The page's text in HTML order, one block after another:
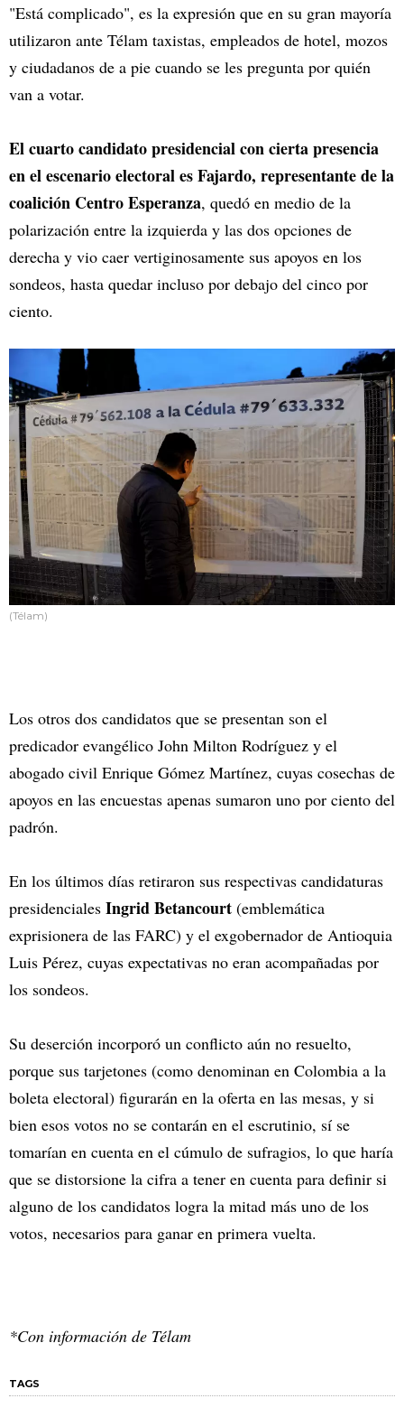
"Está complicado", es la expresión que en su gran mayoría
utilizaron ante Télam taxistas, empleados de hotel, mozos
y ciudadanos de a pie cuando se les pregunta por quién
van a votar.
El cuarto candidato presidencial con cierta presencia
en el escenario electoral es Fajardo, representante de la
coalición Centro Esperanza, quedó en medio de la
polarización entre la izquierda y las dos opciones de
derecha y vio caer vertiginosamente sus apoyos en los
sondeos, hasta quedar incluso por debajo del cinco por
ciento.
(Télam)
Los otros dos candidatos que se presentan son el
predicador evangélico John Milton Rodríguez y el
abogado civil Enrique Gómez Martínez, cuyas cosechas de
apoyos en las encuestas apenas sumaron uno por ciento del
padrón.
En los últimos días retiraron sus respectivas candidaturas
presidenciales Ingrid Betancourt (emblemática
exprisionera de las FARC) y el exgobernador de Antioquia
Luis Pérez, cuyas expectativas no eran acompañadas por
los sondeos.
Su deserción incorporó un conflicto aún no resuelto,
porque sus tarjetones (como denominan en Colombia a la
boleta electoral) figurarán en la oferta en las mesas, y si
bien esos votos no se contarán en el escrutinio, sí se
tomarían en cuenta en el cúmulo de sufragios, lo que haría
que se distorsione la cifra a tener en cuenta para definir si
alguno de los candidatos logra la mitad más uno de los
votos, necesarios para ganar en primera vuelta.
*Con información de Télam
TAGS